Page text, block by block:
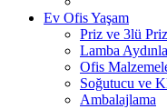
Ev Ofis Yaşam
Priz ve 3lü Priz
Lamba
Ofis
Soğutucu ve
Ambalajlama